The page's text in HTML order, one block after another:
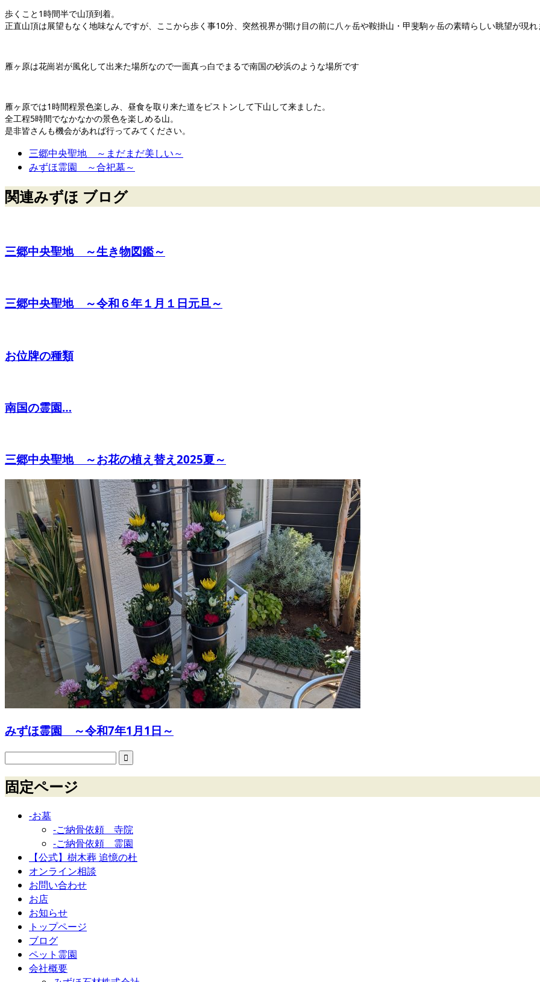
歩くこと1時間半で山頂到着。
正直山頂は展望もなく地味なんですが、ここから歩く事10分、突然視界が開け目の前に八ヶ岳や鞍掛山・甲斐駒ヶ岳の素晴らしい眺望が現れ
雁ヶ原は花崗岩が風化して出来た場所なので一面真っ白でまるで南国の砂浜のような場所です
雁ヶ原では1時間程景色楽しみ、昼食を取り来た道をピストンして下山して来ました。
全工程5時間でなかなかの景色を楽しめる山。
是非皆さんも機会があれば行ってみてください。
三郷中央聖地 ～まだまだ美しい～
みずほ霊園 ～合祀墓～
関連みずほ ブログ
三郷中央聖地 ～生き物図鑑～
三郷中央聖地 ～令和６年１月１日元旦～
お位牌の種類
南国の霊園…
三郷中央聖地 ～お花の植え替え2025夏～
みずほ霊園 ～令和7年1月1日～
固定ページ
-お墓
-ご納骨依頼 寺院
-ご納骨依頼 霊園
【公式】樹木葬 追憶の杜
オンライン相談
お問い合わせ
お店
お知らせ
トップページ
ブログ
ペット霊園
会社概要